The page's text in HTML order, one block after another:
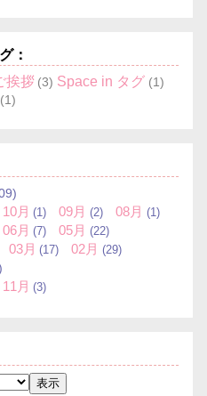
：
挨拶 (3) Space in タグ (1)
(1)
10月 (1) 09月 (2) 08月 (1)
06月 (7) 05月 (22)
03月 (17) 02月 (29)
11 月 (3)